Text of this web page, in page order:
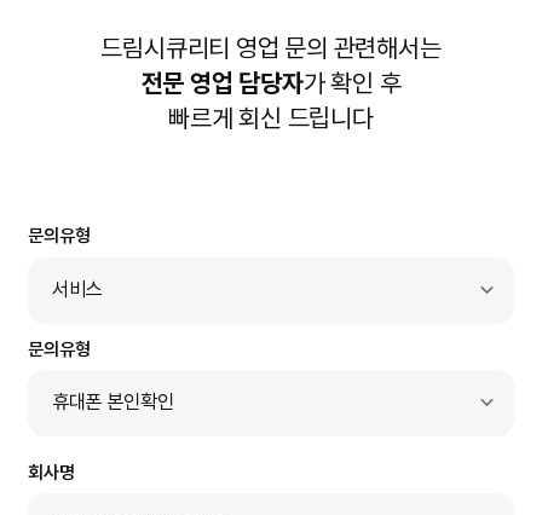
드림시큐리티 영업 문의 관련해서는
전문 영업 담당자가 확인 후
빠르게 회신 드립니다
문의유형
서비스
솔루션
기타
휴대폰 본인확인
회사명